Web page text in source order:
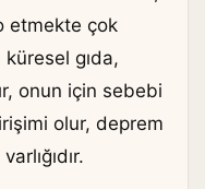
etmekte çok
gıda,
onun için sebebi
olur, deprem